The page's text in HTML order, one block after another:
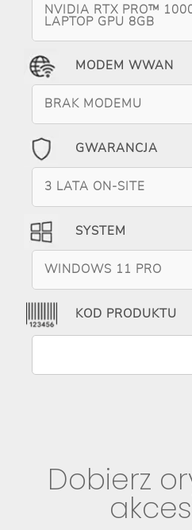
NVIDIA RTX PRO™
LAPTOP GPU 8GB
MODEM WWAN
BRAK MODEMU
GWARANCJA
3 LATA ON-SITE
SYSTEM
WINDOWS 11 PRO
KOD PRODUKTU
Dobierz